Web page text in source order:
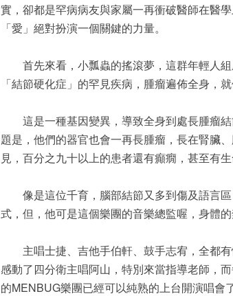
實，卻都是罕病病友與家屬一再衝破醫師在醫
「愛」絕對扮演一個關鍵的力量。
首先來看，小瓢­蟲的搖滾夢，這群年輕人組
「結節硬化症」的罕見疾病，腫瘤遍佈全身，
這­是一種基因變異，導致全身到處長腫瘤結
題是，他們的器官也會一再長腫瘤，長在腎臟
見，百分之九十以上的患者還有癲癇，甚至有
像是這位千育，腦部結節又多到傷及語言區
式，但，他可是這個樂團的音樂­總監喔，身體
主唱士捷­、吉他手伯軒、鼓手志宥，全都有
感動了四分衛主唱阿山，特別來當指導老師，
的MENBUG樂團已經可以純熟的上台開演唱會